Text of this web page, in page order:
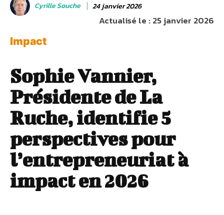
Cyrille Souche 24 janvier 2026
Actualisé le :25 janvier 2026
Impact
Sophie Vannier,
Présidente de La
Ruche, identifie 5
perspectives pour
l’entrepreneuriat à
impact en 2026